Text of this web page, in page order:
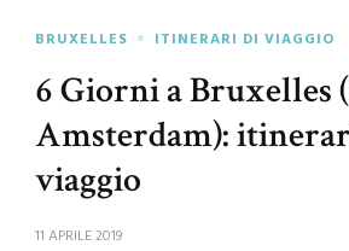
BRUXELLES ITINERARI DI VIAGGIO
6 Giorni a Bruxelles
Amsterdam):
viaggio
11 APRILE 2019